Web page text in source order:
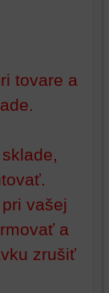
tovare a
vašej
a
zrušiť